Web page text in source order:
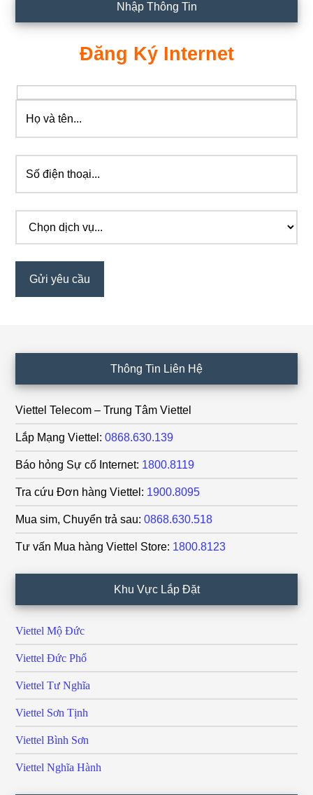
Nhập Thông Tin
Đăng Ký Internet
Thông Tin Liên Hệ
Viettel Telecom – Trung Tâm Viettel
Lắp Mạng Viettel: 0868.630.139
Báo hỏng Sự cố Internet: 1800.8119
Tra cứu Đơn hàng Viettel: 1900.8095
Mua sim, Chuyển trả sau: 0868.630.518
Tư vấn Mua hàng Viettel Store: 1800.8123
Khu Vực Lắp Đặt
Viettel Mộ Đức
Viettel Đức Phổ
Viettel Tư Nghĩa
Viettel Sơn Tịnh
Viettel Bình Sơn
Viettel Nghĩa Hành